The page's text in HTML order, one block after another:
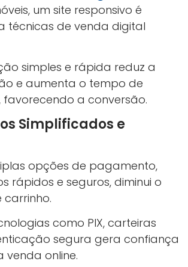
de atrito identifica onde o
permitindo intervenções
manter o interesse.
Melhorar Conversão
versões de páginas, e-mails e
a identificar o que realmente
seu público.
retornosobre o investimento em
.
Ação Principal
Métrica de
Sucesso